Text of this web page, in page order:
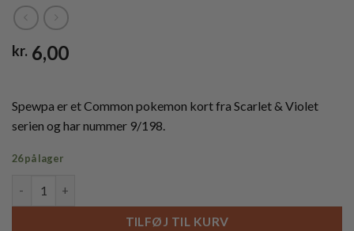
kr. 6,00
Spewpa er et Common pokemon kort fra Scarlet & Violet
serien og har nummer 9/198.
26 på lager
TILFØJ TIL KURV